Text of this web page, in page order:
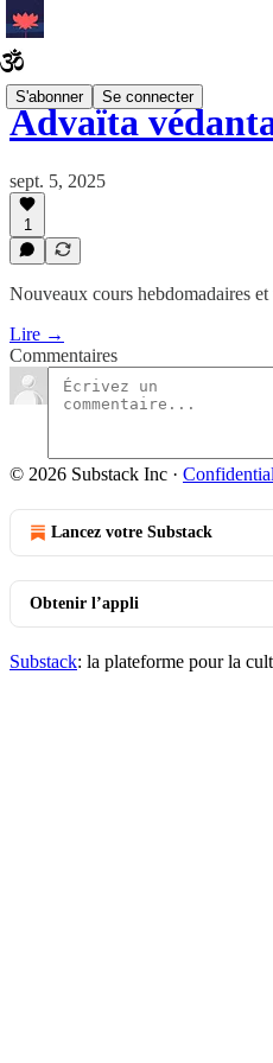
S'abonner Se connecter
Advaïta
sept. 5, 2025
1
Nouveaux cours hebdomadaires et
Lire →
Commentaires
© 2026 Substack Inc ·
Lancez votre Substack
Obtenir l’appli
Substack: la plateforme pour la